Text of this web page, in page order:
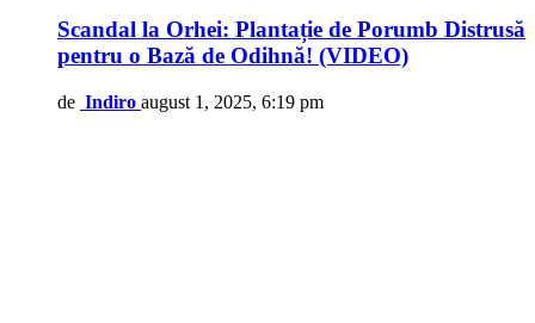
Scandal la Orhei: Plantație de Porumb Distrusă
pentru o Bază de Odihnă! (VIDEO)
de Indiro august 1, 2025, 6:19 pm